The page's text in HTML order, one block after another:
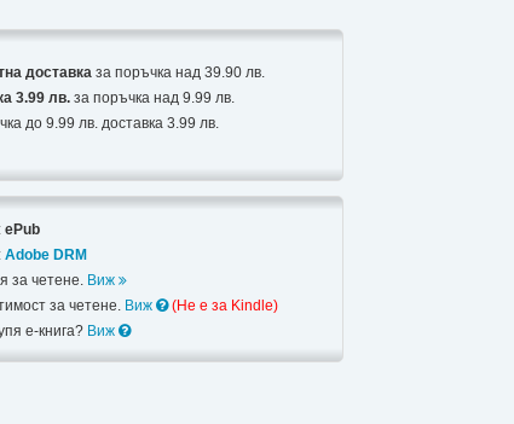
доставка за поръчка над 39.90 лв.
3.99 лв. за поръчка над 9.99 лв.
до 9.99 лв. доставка 3.99 лв.
ePub
Adobe DRM
за четене. Виж
за четене. Виж
(Не e за Kindle)
е-книга? Виж